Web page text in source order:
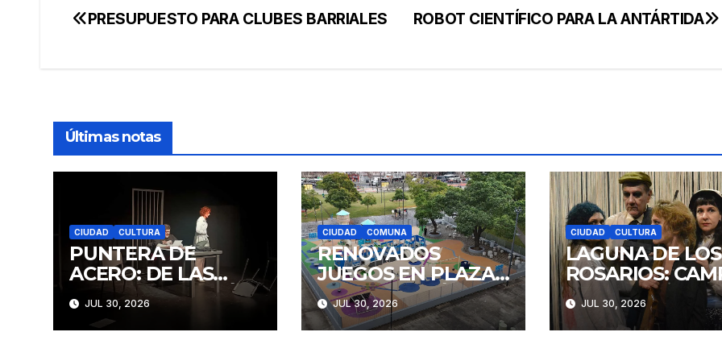
Navegación
ROBOT CIENTÍFICO PARA LA ANTÁRTIDA
PRESUPUESTO PARA CLUBES BARRIALES
Últimas notas
CIUDAD CULTURA
PUNTERA DE
ACERO: DE LAS
IDEAS A LA ACCIÓN
JUL 30, 2026
CIUDAD COMUNA
RENOVADOS
JUEGOS EN PLAZA
CONSTITUCIÓN
JUL 30, 2026
CIUDAD CULTURA
LAGUNA DE LOS
ROSARIOS:
Y RENCOR
JUL 30, 2026